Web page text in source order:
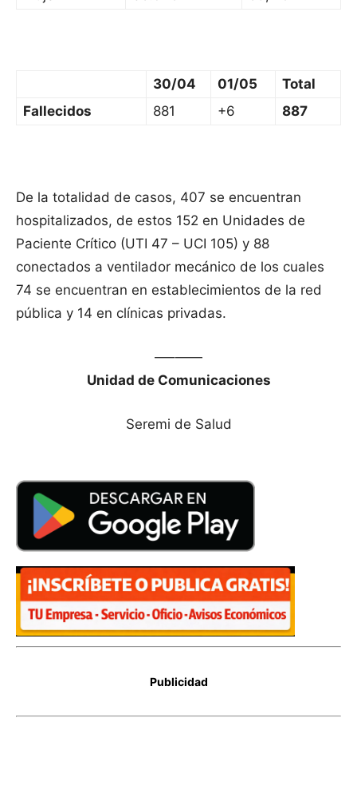
30/04 01/05
Total
Fallecidos
881 +6 887
De la totalidad de casos, 407 se encuentran
hospitalizados, de estos 152 en Unidades de
Paciente Crítico (UTI 47 – UCI 105) y 88
conectados a ventilador mecánico de los cuales
74 se encuentran en establecimientos de la red
pública y 14 en clínicas privadas.
—–——
Unidad de Comunicaciones
Seremi de Salud
Publicidad